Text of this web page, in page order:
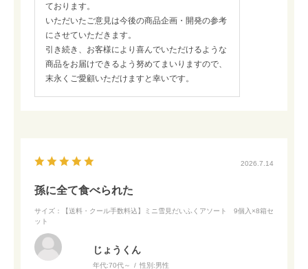
ております。
いただいたご意見は今後の商品企画・開発の参考
にさせていただきます。
引き続き、お客様により喜んでいただけるような
商品をお届けできるよう努めてまいりますので、
末永くご愛顧いただけますと幸いです。
2026.7.14
孫に全て食べられた
サイズ：【送料・クール手数料込】ミニ雪見だいふくアソート 9個入×8箱セ
ット
じょうくん
年代:70代～ 性別:男性